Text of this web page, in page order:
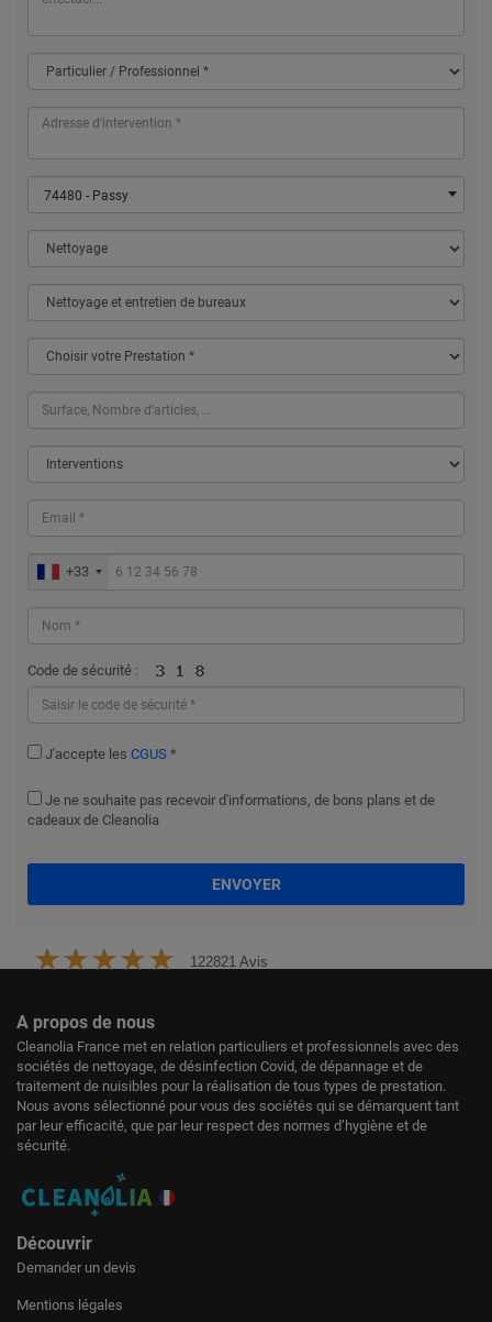
74480 - Passy
+33
Code de sécurité :
J'accepte les CGUS *
Je ne souhaite pas recevoir d'informations, de bons plans et de
cadeaux de Cleanolia
ENVOYER
122821 Avis
A propos de nous
Cleanolia France met en relation particuliers et professionnels avec des
sociétés de nettoyage, de désinfection Covid, de dépannage et de
traitement de nuisibles pour la réalisation de tous types de prestation.
Nous avons sélectionné pour vous des sociétés qui se démarquent tant
par leur efficacité, que par leur respect des normes d’hygiène et de
sécurité.
Découvrir
Demander un devis
Mentions légales